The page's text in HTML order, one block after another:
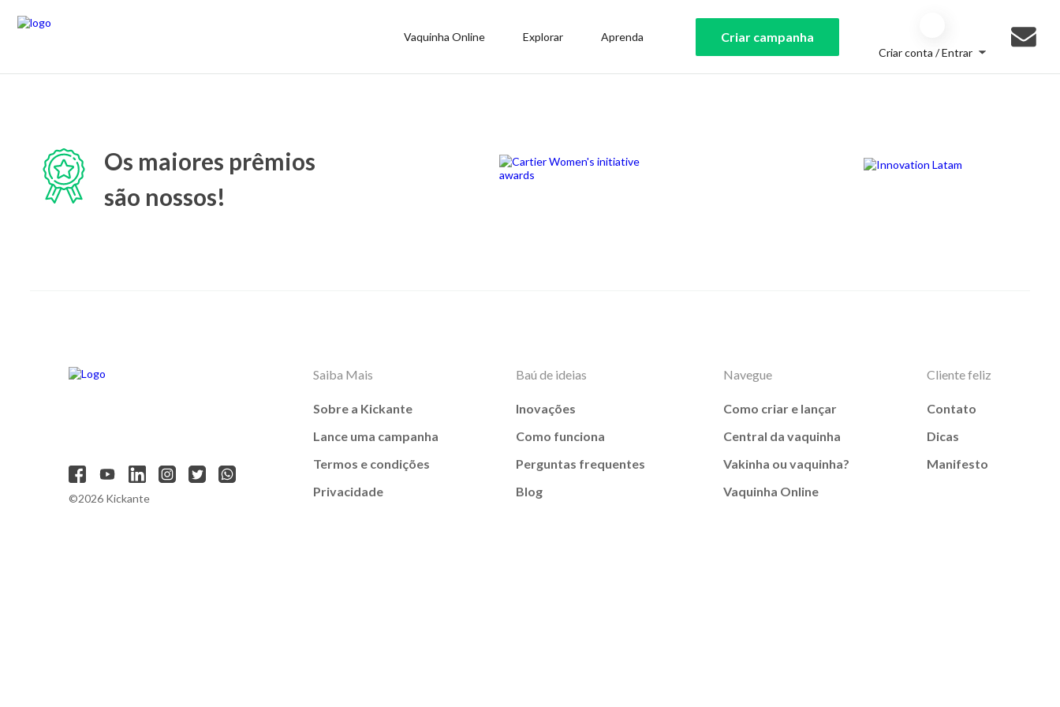
Vaquinha Online Explorar Aprenda Criar campanha
Criar conta / Entrar
Os maiores prêmios
são nossos!
©2026 Kickante
Saiba Mais
Sobre a Kickante
Lance uma campanha
Termos e condições
Privacidade
Baú de ideias
Inovações
Como funciona
Perguntas frequentes
Blog
Navegue
Como criar e lançar
Central da vaquinha
Vakinha ou vaquinha?
Vaquinha Online
Cliente feliz
Contato
Dicas
Manifesto